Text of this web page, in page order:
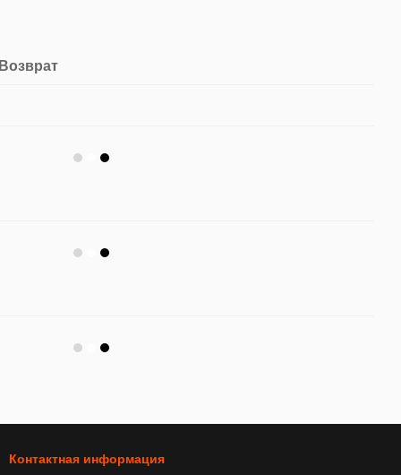
Возврат
Контактная информация